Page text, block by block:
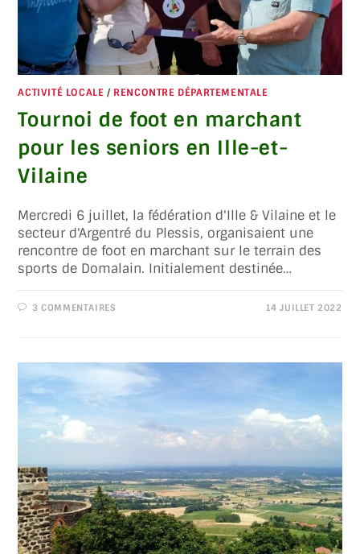
ACTIVITÉ LOCALE / RENCONTRE DÉPARTEMENTALE
Tournoi de foot en marchant
pour les seniors en Ille-et-
Vilaine
Mercredi 6 juillet, la fédération d'Ille & Vilaine et le
secteur d'Argentré du Plessis, organisaient une
rencontre de foot en marchant sur le terrain des
sports de Domalain. Initialement destinée…
3 COMMENTAIRES 14 JUILLET 2022